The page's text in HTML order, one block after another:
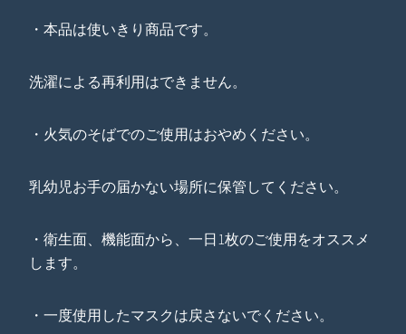
・本品は使いきり商品です。
洗濯による再利用はできません。
・火気のそばでのご使用はおやめください。
乳幼児お手の届かない場所に保管してください。
・衛生面、機能面から、一日1枚のご使用をオススメ
します。
・一度使用したマスクは戻さないでください。